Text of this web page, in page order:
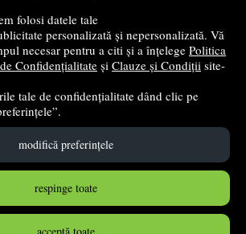
folosi datele tale
personalizată și nepersonalizată. Vă
necesar pentru a citi și a înțelege Politica
Confidențialitate și Clauze și Condiții site-
tale de confidențialitate dând clic pe
modifică preferințele
respinge toate
- 2026 Grup DZC SRL
onlinecreat de Vital Soft
Created in 0.1029 sec